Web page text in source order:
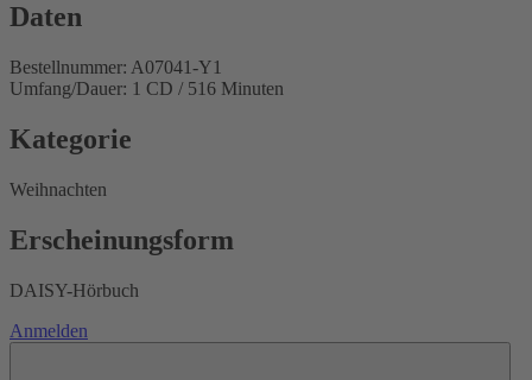
Daten
Bestellnummer: A07041-Y1
Umfang/Dauer: 1 CD / 516 Minuten
Kategorie
Weihnachten
Erscheinungsform
DAISY-Hörbuch
Anmelden